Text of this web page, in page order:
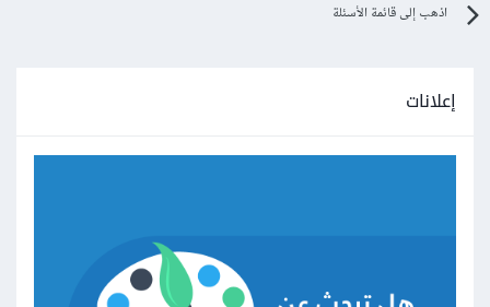
اذهب إلى قائمة الأسئلة
إعلانات